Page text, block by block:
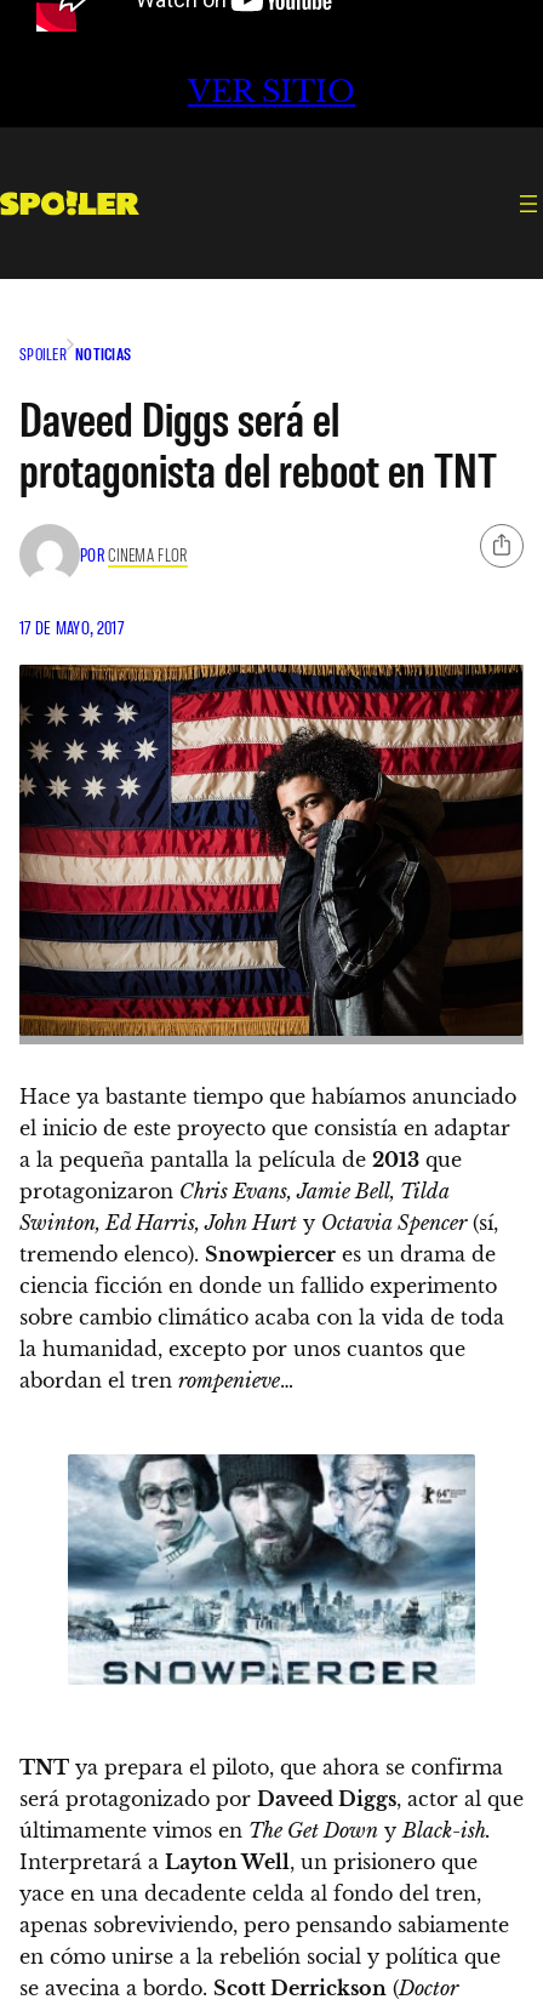
VER SITIO
SPOILER NOTICIAS
Daveed Diggs será el
protagonista del reboot en TNT
PORCINEMA FLOR
17 DE MAYO, 2017
Hace ya bastante tiempo que habíamos anunciado
el inicio de este proyecto que consistía en adaptar
a la pequeña pantalla la película de 2013 que
protagonizaron Chris Evans, Jamie Bell, Tilda
Swinton, Ed Harris, John Hurt y Octavia Spencer(sí,
tremendo elenco). Snowpiercer es un drama de
ciencia ficción en donde un fallido experimento
sobre cambio climático acaba con la vida de toda
la humanidad, excepto por unos cuantos que
abordan el tren rompenieve…
TNT ya prepara el piloto, que ahora se confirma
será protagonizado por Daveed Diggs, actor al que
últimamente vimos en The Get Down y Black-ish.
Interpretará a Layton Well, un prisionero que
yace en una decadente celda al fondo del tren,
apenas sobreviviendo, pero pensando sabiamente
en cómo unirse a la rebelión social y política que
se avecina a bordo. Scott Derrickson (Doctor